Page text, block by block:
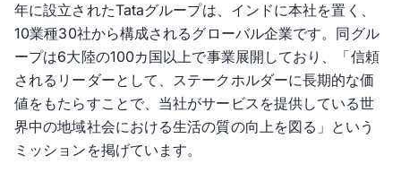
年に設立されたTataグループは、インドに本社を置く、
10業種30社から構成されるグローバル企業です。同グル
ープは6大陸の100カ国以上で事業展開しており、「信頼
されるリーダーとして、ステークホルダーに長期的な価
値をもたらすことで、当社がサービスを提供している世
界中の地域社会における生活の質の向上を図る」という
ミッションを掲げています。